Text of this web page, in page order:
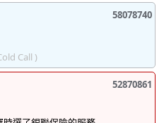
58078740
Call )
52870861